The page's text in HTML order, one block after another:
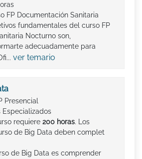
FP Documentación Sanitaria
fundamentales del curso FP
Nocturno son,
adecuadamente para
ver temario
Presencial
Especializados
requiere 200 horas. Los
de Big Data deben complet
de Big Data es comprender